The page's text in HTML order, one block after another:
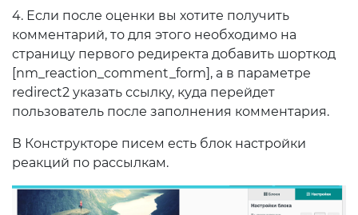
4. Если после оценки вы хотите получить
комментарий, то для этого необходимо на
страницу первого редиректа добавить шорткод
[nm_reaction_comment_form], а в параметре
redirect2 указать ссылку, куда перейдет
пользователь после заполнения комментария.
В Конструкторе писем есть блок настройки
реакций по рассылкам.